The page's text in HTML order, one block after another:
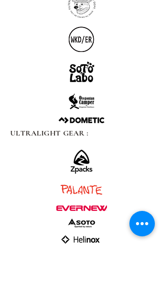
ULTRALIGHT GEAR :